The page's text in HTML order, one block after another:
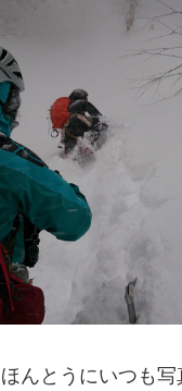
んとうにいつも写